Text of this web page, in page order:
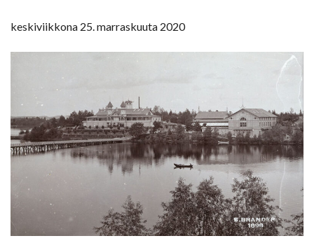
keskiviikkona 25. marraskuuta 2020